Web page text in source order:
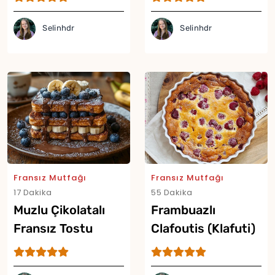
Selinhdr Selinhdr
Fransız Mutfağı
17 Dakika
Muzlu Çikolatalı
Fransız Tostu
Fransız Mutfağı
55 Dakika
Frambuazlı
Clafoutis (Klafuti)